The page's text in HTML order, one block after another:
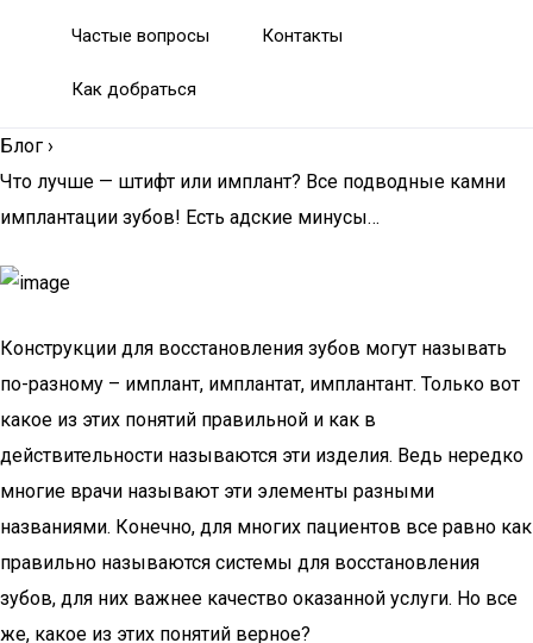
Частые вопросы Контакты
Как добраться
Блог ›
Что лучше — штифт или имплант? Все подводные камни
имплантации зубов! Есть адские минусы…
Конструкции для восстановления зубов могут называть
по-разному – имплант, имплантат, имплантант. Только вот
какое из этих понятий правильной и как в
действительности называются эти изделия. Ведь нередко
многие врачи называют эти элементы разными
названиями. Конечно, для многих пациентов все равно как
правильно называются системы для восстановления
зубов, для них важнее качество оказанной услуги. Но все
же, какое из этих понятий верное?